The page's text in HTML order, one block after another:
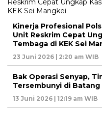
Kinerja Profesional
Unit Reskrim Cepat
Tembaga di KEK Sei
23 Juni 2026 | 2:20 am WIB
Bak Operasi Senyap,
Tersembunyi di Batang
13 Juni 2026 | 12:19 am WIB